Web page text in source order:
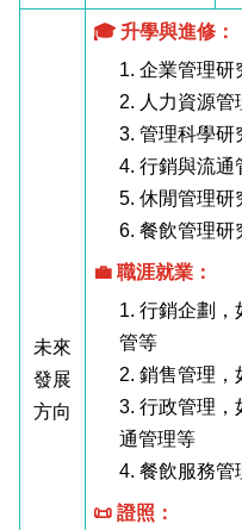
未來
發展
方向
🎓 升學與進修：
1. 企業管理研
2. 人力資源管
3. 管理科學研
4. 行銷與流通
5. 休閒管理研
6. 餐飲管理研
💼 職涯就業：
1. 行銷企劃，
管等
2. 銷售管理，
3. 行政管理，
通管理等
4. 餐飲服務管
📜 證照：